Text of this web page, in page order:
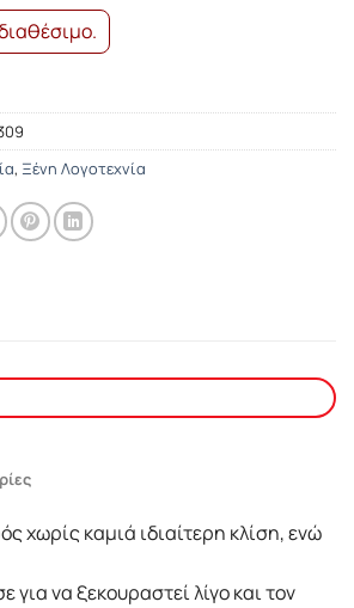
, Ξένη Λογοτεχνία
χωρίς καμιά ιδιαίτερη κλίση, ενώ
να ξεκουραστεί λίγο και τον